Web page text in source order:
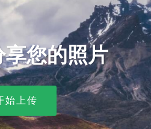
享您的照片
始上传